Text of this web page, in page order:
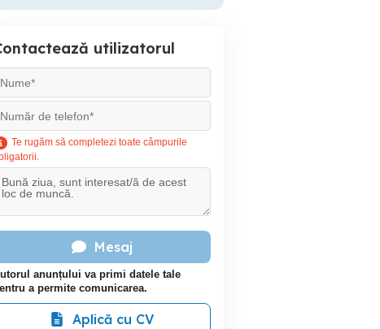
utilizatorul
Te rugăm să completezi toate câmpurile
Mesaj
anunțului va primi datele tale
a permite comunicarea.
Aplică cu CV